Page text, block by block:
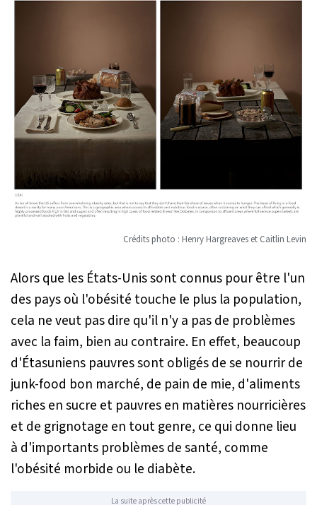
Crédits photo : Henry Hargreaves et Caitlin Levin
Alors que les États-Unis sont connus pour être l'un
des pays où l'obésité touche le plus la population,
cela ne veut pas dire qu'il n'y a pas de problèmes
avec la faim, bien au contraire. En effet, beaucoup
d'Étasuniens pauvres sont obligés de se nourrir de
junk-food bon marché, de pain de mie, d'aliments
riches en sucre et pauvres en matières nourricières
et de grignotage en tout genre, ce qui donne lieu
à d'importants problèmes de santé, comme
l'obésité morbide ou le diabète.
La suite après cette publicité